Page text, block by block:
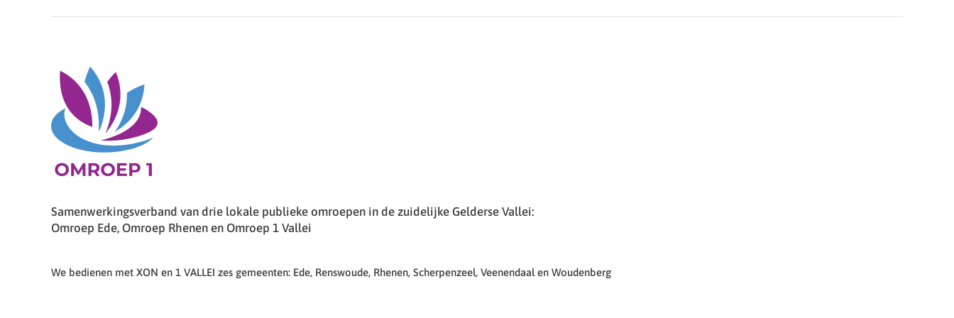
Samenwerkingsverband van drie lokale publieke omroepen in de zuidelijke Gelderse Vallei:
Omroep Ede, Omroep Rhenen en Omroep 1 Vallei
We bedienen met XON en 1 VALLEI zes gemeenten: Ede, Renswoude, Rhenen, Scherpenzeel, Veenendaal en Woudenberg